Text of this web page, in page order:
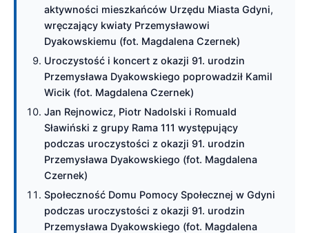
aktywności mieszkańców Urzędu Miasta Gdyni,
wręczający kwiaty Przemysławowi
Dyakowskiemu (fot. Magdalena Czernek)
Uroczystość i koncert z okazji 91. urodzin
Przemysława Dyakowskiego poprowadził Kamil
Wicik (fot. Magdalena Czernek)
Jan Rejnowicz, Piotr Nadolski i Romuald
Sławiński z grupy Rama 111 występujący
podczas uroczystości z okazji 91. urodzin
Przemysława Dyakowskiego (fot. Magdalena
Czernek)
Społeczność Domu Pomocy Społecznej w Gdyni
podczas uroczystości z okazji 91. urodzin
Przemysława Dyakowskiego (fot. Magdalena